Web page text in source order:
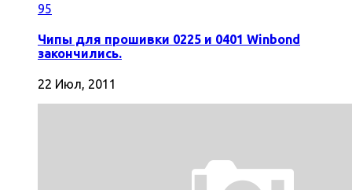
95
Чипы для прошивки 0225 и 0401 Winbond
закончились.
22 Июл, 2011